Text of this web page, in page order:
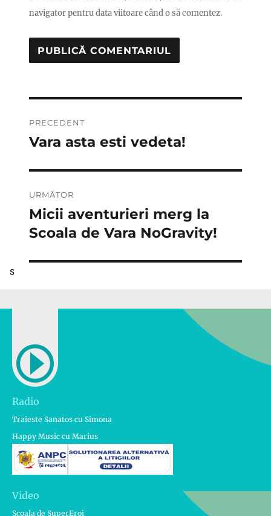
navigator pentru data viitoare când o să comentez.
în
PRECEDENT
Articolul
Vara asta esti vedeta!
URMĂTOR
Articolul
următor:
Micii aventurieri merg la
Scoala de Vara NoGravity!
s
Radio
Traieste Sanatos cu Simona
Happy Music cu Marius
Video
Scoala de SuperEroi